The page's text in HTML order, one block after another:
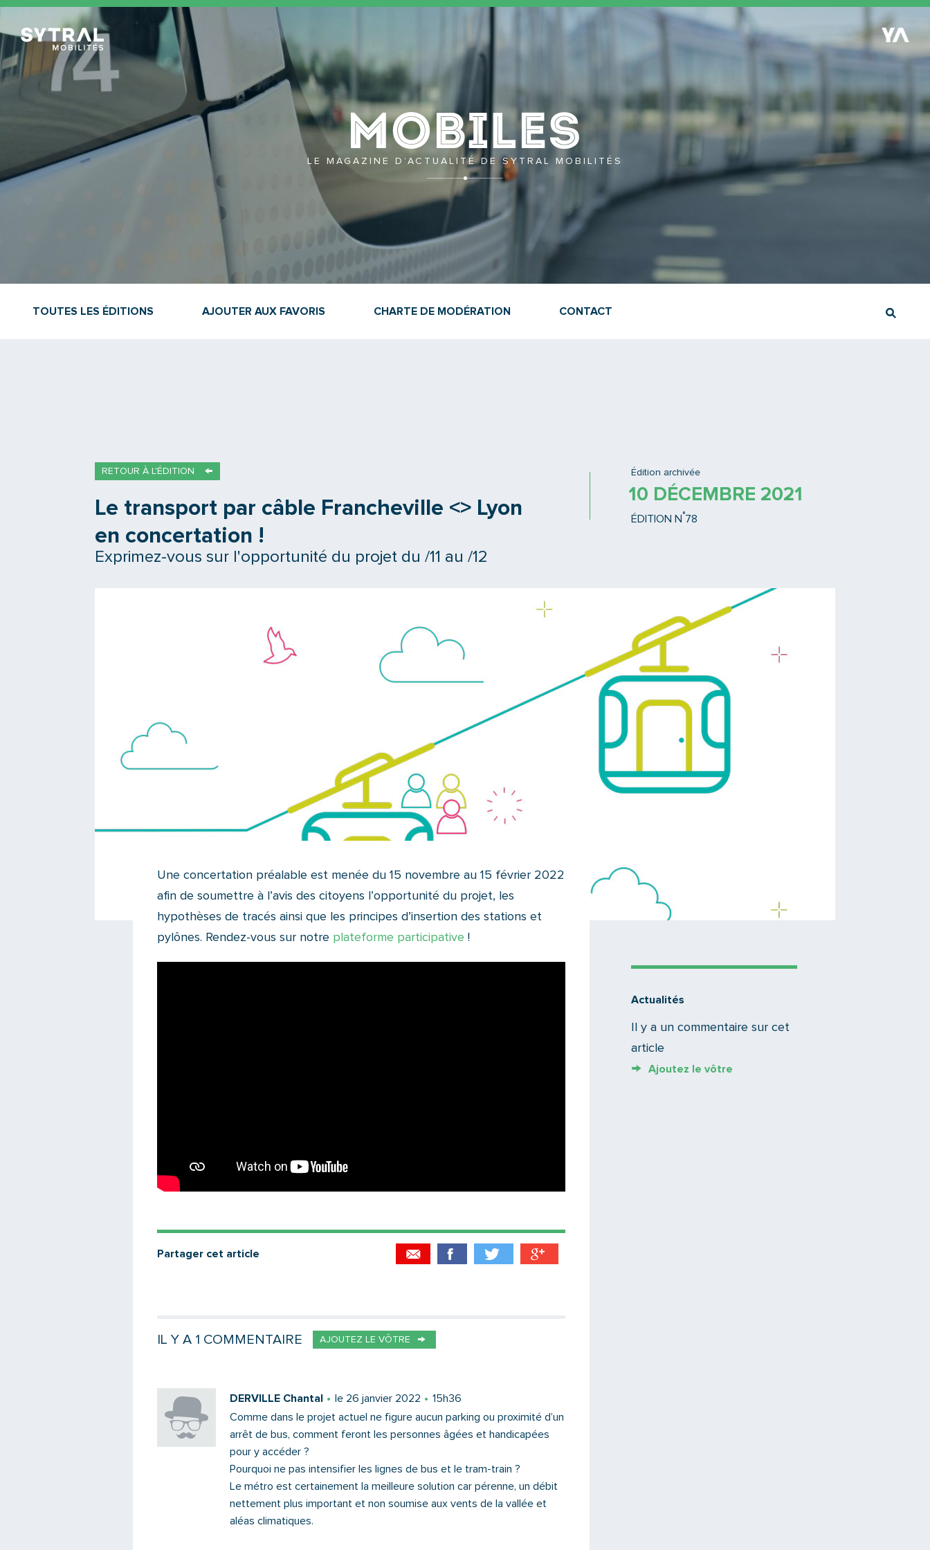
TCL Sytral
Retour à l'accueil
Mobiles
LE MAGAZINE D’ACTUALITÉ DE SYTRAL MOBILITÉS
TOUTES LES ÉDITIONS AJOUTER AUX FAVORIS CHARTE DE MODÉRATION CONTACT
RETOUR À L'ÉDITION Édition archivée
10 DÉCEMBRE 2021
ÉDITION N °78
Le transport par câble Francheville <> Lyon
en concertation !
Exprimez-vous sur l'opportunité du projet du /11 au /12
Actualités
Il y a un commentaire sur cet
article
Ajoutez le vôtre
Une concertation préalable est menée du 15 novembre au 15 février 2022
afin de soumettre à l’avis des citoyens l’opportunité du projet, les
hypothèses de tracés ainsi que les principes d’insertion des stations et
pylônes. Rendez-vous sur notre plateforme participative !
Partager cet article
IL Y A 1 COMMENTAIRE AJOUTEZ LE VÔTRE
DERVILLE Chantal le 26 janvier 2022
15h36
Comme dans le projet actuel ne figure aucun parking ou proximité d’un
arrêt de bus, comment feront les personnes âgées et handicapées
pour y accéder ?
Pourquoi ne pas intensifier les lignes de bus et le tram-train ?
Le métro est certainement la meilleure solution car pérenne, un débit
nettement plus important et non soumise aux vents de la vallée et
aléas climatiques.